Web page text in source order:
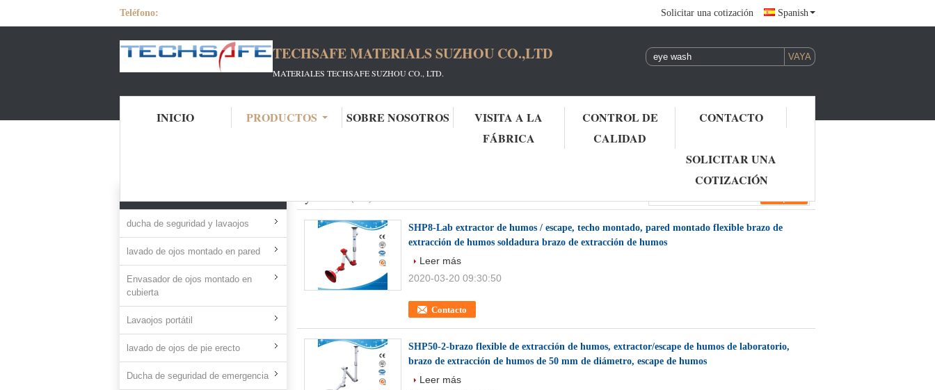
Teléfono: Solicitar una cotización Spanish
TECHSAFE MATERIALS SUZHOU CO.,LTD
MATERIALES TECHSAFE SUZHOU CO., LTD.
INICIO PRODUCTOS SOBRE NOSOTROS
VISITA A LA
FÁBRICA
CONTROL DE
CALIDAD
CONTACTO
SOLICITAR UNA
COTIZACIÓN
TODOS LOS PRODUCTOS
ducha de seguridad y lavaojos
lavado de ojos montado en pared
Envasador de ojos montado en
cubierta
Lavaojos portátil
lavado de ojos de pie erecto
Ducha de seguridad de emergencia
Eye Wash (150)
SHP8-Lab extractor de humos / escape, techo montado, pared montado flexible brazo de
extracción de humos soldadura brazo de extracción de humos
Contacto
Leer más
2020-03-20 09:30:50
SHP50-2-brazo flexible de extracción de humos, extractor/escape de humos de laboratorio,
brazo de extracción de humos de 50 mm de diámetro, escape de humos
Leer más